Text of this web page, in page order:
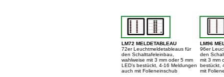
LM72 MELDETABLEAU
72er Leuchtmeldetableaus für
den Schalttafeleinbau,
wahlweise mit 3 mm oder 5 mm
LED’s bestückt, 4-16 Meldungen
auch mit Folieneinschub
LM96
96er
den
mit 3 mm
bestückt,
mit